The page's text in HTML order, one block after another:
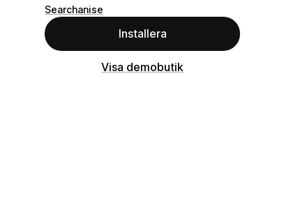
Searchanise
Installera
Visa demobutik